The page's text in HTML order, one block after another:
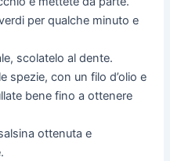
per qualche minuto e
scolatelo al dente.
spezie, con un filo d’olio e
bene fino a ottenere
ottenuta e